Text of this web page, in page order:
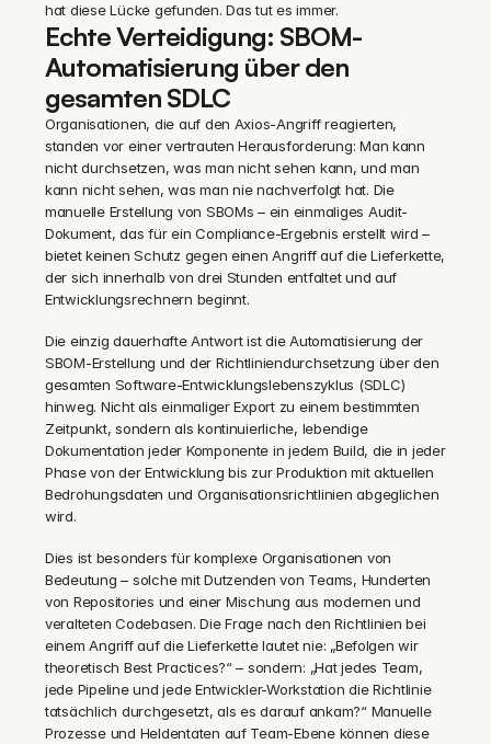
hat diese Lücke gefunden. Das tut es immer.
Echte Verteidigung: SBOM-
Automatisierung über den
gesamten SDLC
Organisationen, die auf den Axios-Angriff reagierten,
standen vor einer vertrauten Herausforderung: Man kann
nicht durchsetzen, was man nicht sehen kann, und man
kann nicht sehen, was man nie nachverfolgt hat. Die
manuelle Erstellung von SBOMs – ein einmaliges Audit-
Dokument, das für ein Compliance-Ergebnis erstellt wird –
bietet keinen Schutz gegen einen Angriff auf die Lieferkette,
der sich innerhalb von drei Stunden entfaltet und auf
Entwicklungsrechnern beginnt.
Die einzig dauerhafte Antwort ist die Automatisierung der
SBOM-Erstellung und der Richtliniendurchsetzung über den
gesamten Software-Entwicklungslebenszyklus (SDLC)
hinweg. Nicht als einmaliger Export zu einem bestimmten
Zeitpunkt, sondern als kontinuierliche, lebendige
Dokumentation jeder Komponente in jedem Build, die in jeder
Phase von der Entwicklung bis zur Produktion mit aktuellen
Bedrohungsdaten und Organisationsrichtlinien abgeglichen
wird.
Dies ist besonders für komplexe Organisationen von
Bedeutung – solche mit Dutzenden von Teams, Hunderten
von Repositories und einer Mischung aus modernen und
veralteten Codebasen. Die Frage nach den Richtlinien bei
einem Angriff auf die Lieferkette lautet nie: „Befolgen wir
theoretisch Best Practices?“ – sondern: „Hat jedes Team,
jede Pipeline und jede Entwickler-Workstation die Richtlinie
tatsächlich durchgesetzt, als es darauf ankam?“ Manuelle
Prozesse und Heldentaten auf Team-Ebene können diese